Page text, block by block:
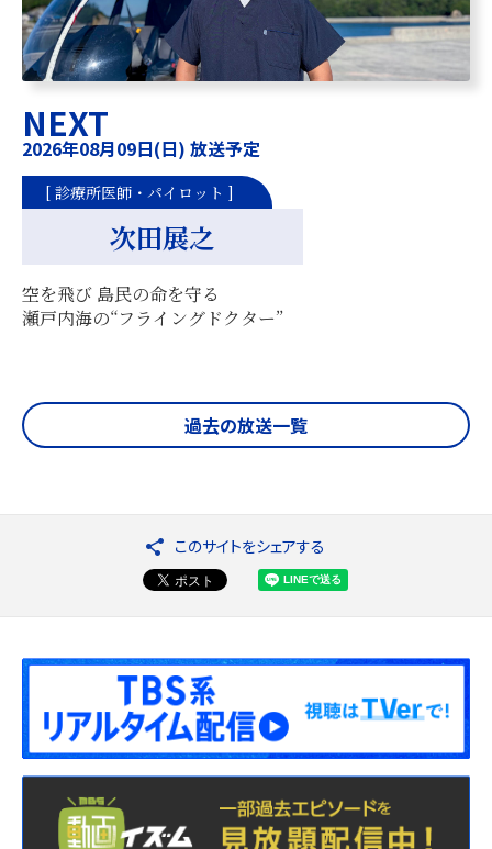
NEXT
2026年08月09日(日) 放送予定
次田展之
[ 診療所医師・パイロット ]
空を飛び 島民の命を守る
瀬戸内海の“フライングドクター”
過去の放送一覧
このサイトをシェアする